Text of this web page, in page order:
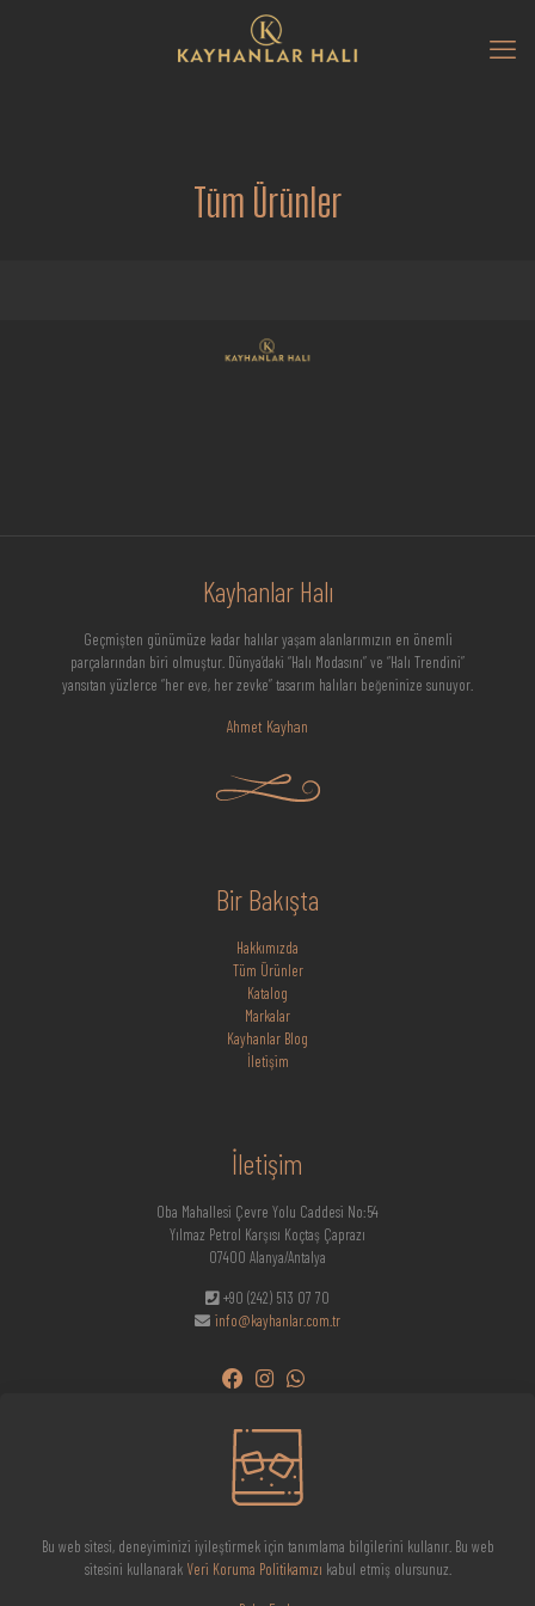
Tüm Ürünler
Kayhanlar Halı
Geçmişten günümüze kadar halılar yaşam alanlarımızın en önemli
parçalarından biri olmuştur. Dünya’daki “Halı Modasını” ve “Halı Trendini”
yansıtan yüzlerce “her eve, her zevke” tasarım halıları beğeninize sunuyor.
Ahmet Kayhan
Bir Bakışta
Hakkımızda
Tüm Ürünler
Katalog
Markalar
Kayhanlar Blog
İletişim
İletişim
Oba Mahallesi Çevre Yolu Caddesi No:54
Yılmaz Petrol Karşısı Koçtaş Çaprazı
07400 Alanya/Antalya
+90 (242) 513 07 70
info@kayhanlar.com.tr
Bu web sitesi, deneyiminizi iyileştirmek için tanımlama bilgilerini kullanır. Bu web
sitesini kullanarak Veri Koruma Politikamızı kabul etmiş olursunuz.